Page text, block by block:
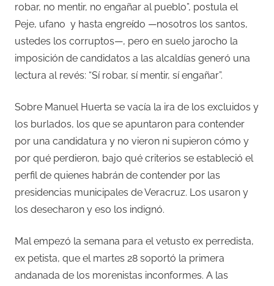
robar, no mentir, no engañar al pueblo”, postula el
Peje, ufano y hasta engreído —nosotros los santos,
ustedes los corruptos—, pero en suelo jarocho la
imposición de candidatos a las alcaldías generó una
lectura al revés: “Sí robar, sí mentir, sí engañar”.
Sobre Manuel Huerta se vacía la ira de los excluidos y
los burlados, los que se apuntaron para contender
por una candidatura y no vieron ni supieron cómo y
por qué perdieron, bajo qué criterios se estableció el
perfil de quienes habrán de contender por las
presidencias municipales de Veracruz. Los usaron y
los desecharon y eso los indignó.
Mal empezó la semana para el vetusto ex perredista,
ex petista, que el martes 28 soportó la primera
andanada de los morenistas inconformes. A las